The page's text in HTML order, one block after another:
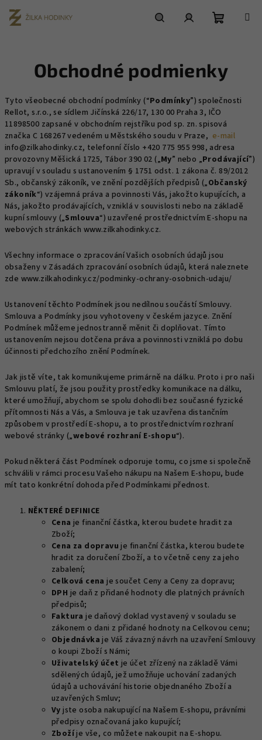
obsah
košík
Obchodné podmienky
Tyto všeobecné obchodní podmínky (“Podmínky”) společnosti
Rellot, s.r.o., se sídlem Jičínská 226/17, 130 00 Praha 3, IČO
11898500 zapsané v obchodním rejstříku pod sp. zn. spisová
značka C 168267 vedeném u Městského soudu v Praze, e-mail
info@zilkahodinky.cz, telefonní číslo +420 775 955 998, adresa
provozovny Měšická 1725, Tábor 390 02 („My” nebo „Prodávající”)
upravují v souladu s ustanovením § 1751 odst. 1 zákona č. 89/2012
Sb., občanský zákoník, ve znění pozdějších předpisů („Občanský
zákoník“) vzájemná práva a povinnosti Vás, jakožto kupujících, a
Nás, jakožto prodávajících, vzniklá v souvislosti nebo na základě
kupní smlouvy („Smlouva“) uzavřené prostřednictvím E-shopu na
webových stránkách www.zilkahodinky.cz.
Všechny informace o zpracování Vašich osobních údajů jsou
obsaženy v Zásadách zpracování osobních údajů, která naleznete
zde www.zilkahodinky.cz/podminky-ochrany-osobnich-udaju/
Ustanovení těchto Podmínek jsou nedílnou součástí Smlouvy.
Smlouva a Podmínky jsou vyhotoveny v českém jazyce. Znění
Podmínek můžeme jednostranně měnit či doplňovat. Tímto
ustanovením nejsou dotčena práva a povinnosti vzniklá po dobu
účinnosti předchozího znění Podmínek.
Jak jistě víte, tak komunikujeme primárně na dálku. Proto i pro naši
Smlouvu platí, že jsou použity prostředky komunikace na dálku,
které umožňují, abychom se spolu dohodli bez současné fyzické
přítomnosti Nás a Vás, a Smlouva je tak uzavřena distančním
způsobem v prostředí E-shopu, a to prostřednictvím rozhraní
webové stránky („webové rozhraní E-shopu“).
Pokud některá část Podmínek odporuje tomu, co jsme si společně
schválili v rámci procesu Vašeho nákupu na Našem E-shopu, bude
mít tato konkrétní dohoda před Podmínkami přednost.
NĚKTERÉ DEFINICE
Cena je finanční částka, kterou budete hradit za
Zboží;
Cena za dopravu je finanční částka, kterou budete
hradit za doručení Zboží, a to včetně ceny za jeho
zabalení;
Celková cenaje součet Ceny a Ceny za dopravu;
DPH je daň z přidané hodnoty dle platných právních
předpisů;
Faktura je daňový doklad vystavený v souladu se
zákonem o dani z přidané hodnoty na Celkovou cenu;
Objednávka je Váš závazný návrh na uzavření Smlouvy
o koupi Zboží s Námi;
Uživatelský účet je účet zřízený na základě Vámi
sdělených údajů, jež umožňuje uchování zadaných
údajů a uchovávání historie objednaného Zboží a
uzavřených Smluv;
Vy jste osoba nakupující na Našem E-shopu, právními
předpisy označovaná jako kupující;
Zbožíje vše, co můžete nakoupit na E-shopu.